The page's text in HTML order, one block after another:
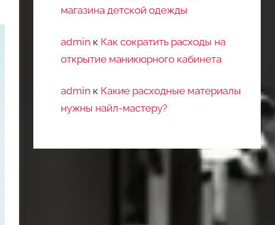
магазина детской одежды
admin к Как сократить расходы на
открытие маникюрного кабинета
admin к Какие расходные материалы
нужны найл-мастеру?